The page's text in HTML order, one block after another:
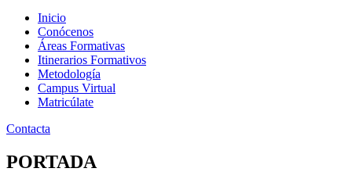
Inicio
Conócenos
Áreas Formativas
Itinerarios Formativos
Metodología
Campus Virtual
Matricúlate
Contacta
PORTADA